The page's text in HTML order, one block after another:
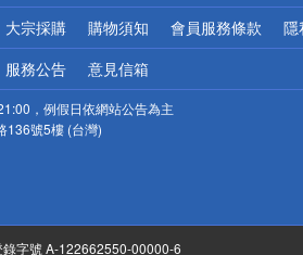
大宗採購 購物須知 會員服務條款 隱
服務公告 意見信箱
，例假日依網站公告為主
136號5樓 (台灣)
錄字號 A-122662550-00000-6